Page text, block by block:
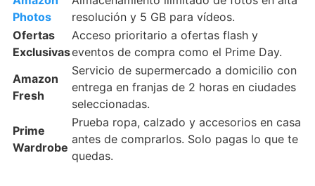
Photos
resolución y 5 GB para vídeos.
Ofertas
Exclusivas
Acceso prioritario a ofertas flash y
eventos de compra como el Prime Day.
Amazon
Fresh
Servicio de supermercado a domicilio con
entrega en franjas de 2 horas en ciudades
seleccionadas.
Prime
Wardrobe
Prueba ropa, calzado y accesorios en casa
antes de comprarlos. Solo pagas lo que te
quedas.